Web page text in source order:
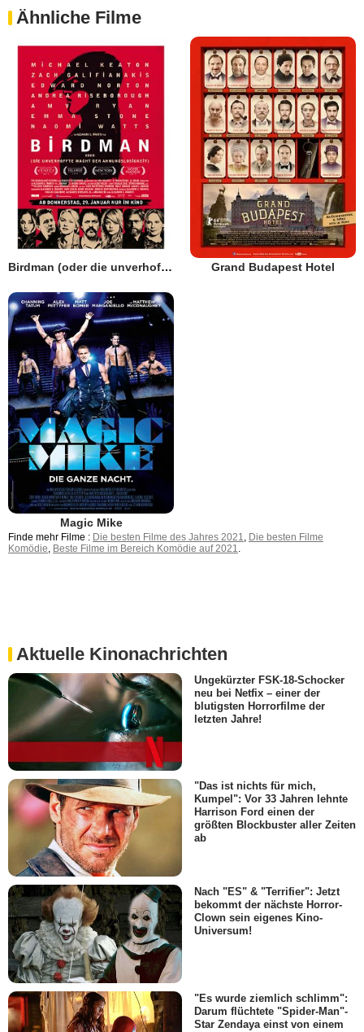
Ähnliche Filme
Birdman (oder die unverhoffte Macht der Ahnungslosigkeit) Grand Budapest Hotel
Magic Mike
Finde mehr Filme : Die besten Filme des Jahres 2021
Die besten Filme
Komödie Beste Filme im Bereich Komödie auf 2021
Aktuelle Kinonachrichten
Ungekürzter FSK-18-Schocker
neu bei Netfix – einer der
blutigsten Horrorfilme der
letzten Jahre!
"Das ist nichts für mich,
Kumpel": Vor 33 Jahren lehnte
Harrison Ford einen der
größten Blockbuster aller Zeiten
ab
Nach "ES" & "Terrifier": Jetzt
bekommt der nächste Horror-
Clown sein eigenes Kino-
Universum!
"Es wurde ziemlich schlimm":
Darum flüchtete "Spider-Man"-
Star Zendaya einst von einem